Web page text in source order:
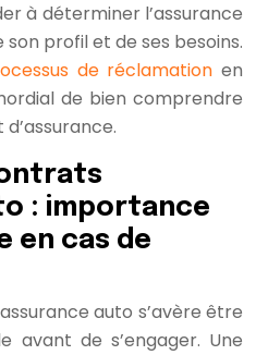
à déterminer l’assurance
profil et de ses besoins.
de réclamation en
de bien comprendre
: importance
en cas de
auto s’avère être
avant de s’engager. Une